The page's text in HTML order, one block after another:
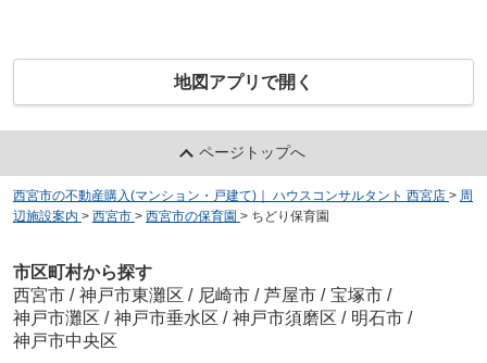
地図アプリで開く
ページトップへ
西宮市の不動産購入(マンション・戸建て)｜ ハウスコンサルタント 西宮店 > 周
辺施設案内 > 西宮市 > 西宮市の保育園 > ちどり保育園
市区町村から探す
西宮市 / 神戸市東灘区 / 尼崎市 / 芦屋市 / 宝塚市 /
神戸市灘区 / 神戸市垂水区 / 神戸市須磨区 / 明石市 /
神戸市中央区